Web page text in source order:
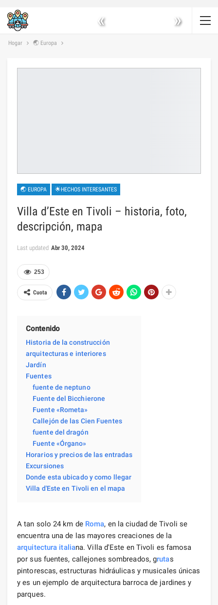
« »
Hogar 🌏 Europa
🌏 EUROPA 🌟HECHOS INTERESANTES
Villa d’Este en Tivoli – historia, foto,
descripción, mapa
Last updated Abr 30, 2024
253
Cuota
Contenido
Historia de la construcción
arquitecturas e interiores
Jardín
Fuentes
fuente de neptuno
Fuente del Bicchierone
Fuente «Rometa»
Callejón de las Cien Fuentes
fuente del dragón
Fuente «Órgano»
Horarios y precios de las entradas
Excursiones
Donde esta ubicado y como llegar
Villa d'Este en Tivoli en el mapa
A tan solo 24 km de Roma, en la ciudad de Tivoli se
encuentra una de las mayores creaciones de la
arquitectura italiana. Villa d'Este en Tivoli es famosa
por sus fuentes, callejones sombreados, grutas
pintorescas, estructuras hidráulicas y musicales únicas
y es un ejemplo de arquitectura barroca de jardines y
parques.